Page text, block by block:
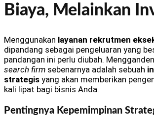
Biaya, Melainkan
Menggunakan layanan rekrutmen
dipandang sebagai pengeluaran yang
pandangan ini perlu diubah.
search firm sebenarnya adalah sebuah
strategis yang akan memberikan
kali lipat bagi bisnis Anda.
Pentingnya Kepemimpinan